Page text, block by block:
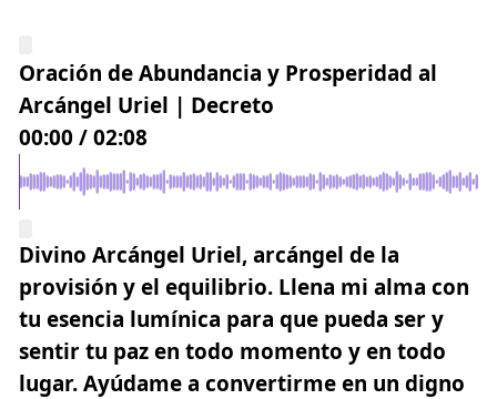
Oración de Abundancia y Prosperidad al
Arcángel Uriel | Decreto
00:00 /02:08
Divino Arcángel Uriel, arcángel de la
provisión y el equilibrio. Llena mi alma con
tu esencia lumínica para que pueda ser y
sentir tu paz en todo momento y en todo
lugar.Ayúdame a convertirme en un digno